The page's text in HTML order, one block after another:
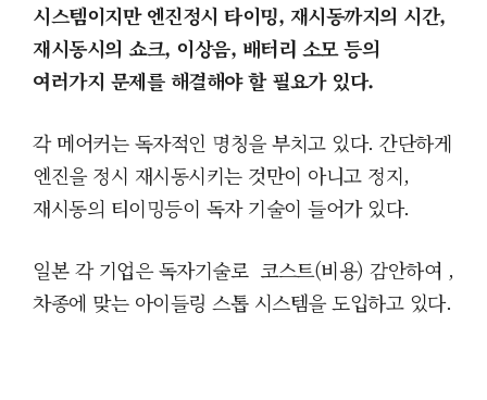
시스템이지만 엔진정시 타이밍, 재시동까지의 시간,
재시동시의 쇼크, 이상음, 배터리 소모 등의
여러가지 문제를 해결해야 할 필요가 있다.
각 메어커는 독자적인 명칭을 부치고 있다. 간단하게
엔진을 정시 재시동시키는 것만이 아니고 정지,
재시동의 티이밍등이 독자 기술이 들어가 있다.
일본 각 기업은 독자기술로 코스트(비용) 감안하여 ,
차종에 맞는 아이들링 스톱 시스템을 도입하고 있다.